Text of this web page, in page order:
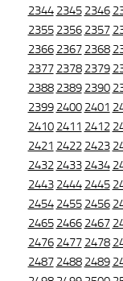
2344 2345 2346
2355 2356 2357
2366 2367 2368
2377 2378 2379
2388 2389 2390
2399 2400 2401
2410 2411 2412
2421 2422 2423
2432 2433 2434
2443 2444 2445
2454 2455 2456
2465 2466 2467
2476 2477 2478
2487 2488 2489